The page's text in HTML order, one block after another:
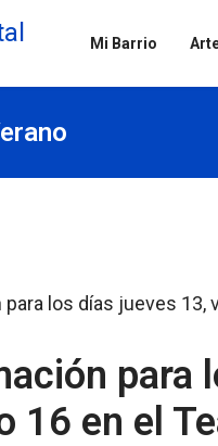
Mi Barrio
para
16 en el